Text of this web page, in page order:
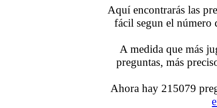
Aquí encontrarás las
fácil segun el número
A medida que más
preguntas, más
Ahora hay 215079